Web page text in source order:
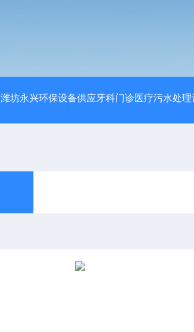
潍坊永兴环保设备供应牙科门诊医疗污水处